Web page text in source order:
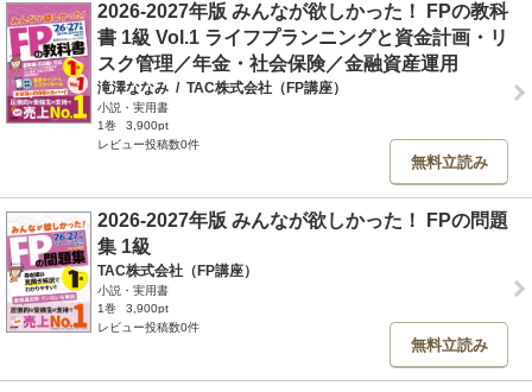
2026-2027年版 みんなが欲しかった！ FPの教科
書 1級 Vol.1 ライフプランニングと資金計画・リ
スク管理／年金・社会保険／金融資産運用
滝澤ななみ / TAC株式会社（FP講座）
小説・実用書
1巻
3,900pt
レビュー投稿数0件
無料立読み
2026-2027年版 みんなが欲しかった！ FPの問題
集 1級
TAC株式会社（FP講座）
小説・実用書
1巻
3,900pt
レビュー投稿数0件
無料立読み